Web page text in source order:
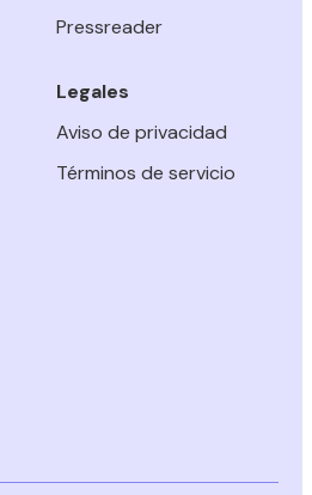
Pressreader
Legales
Aviso de privacidad
Términos de servicio